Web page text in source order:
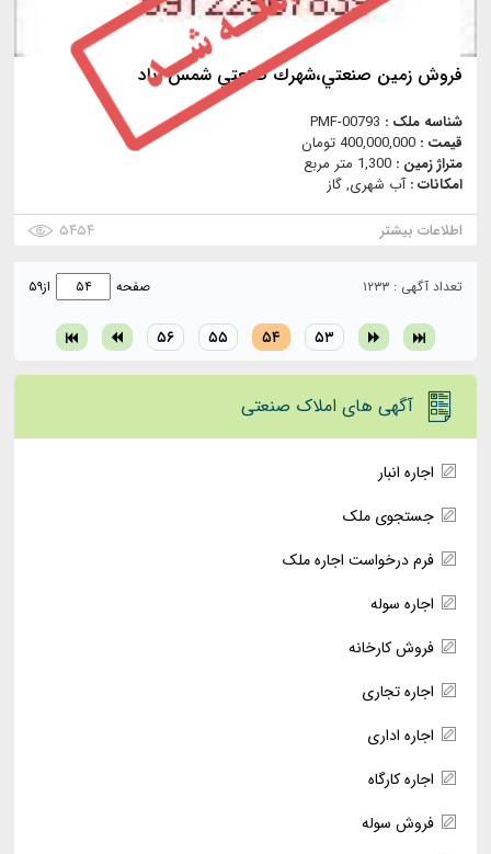
فروش زمين صنعتي،شهرك صنعتي شمس آباد
شناسه ملک : PMF-00793
قیمت : 400,000,000 تومان
متراژ زمین : 1,300 متر مربع
امکانات :آب شهری, گاز
اطلاعات بیشتر
۵۴۵۴
تعداد آگهی : ۱۲۳۳
۵۳ ۵۴ ۵۵ ۵۶
صفحه از۵۹
آگهی های املاک صنعتی
اجاره انبار
جستجوی ملک
فرم درخواست اجاره ملک
اجاره سوله
فروش کارخانه
اجاره تجاری
اجاره اداری
اجاره کارگاه
فروش سوله